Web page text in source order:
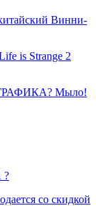
Винни-
is Strange 2
Мыло!
?
со скидкой